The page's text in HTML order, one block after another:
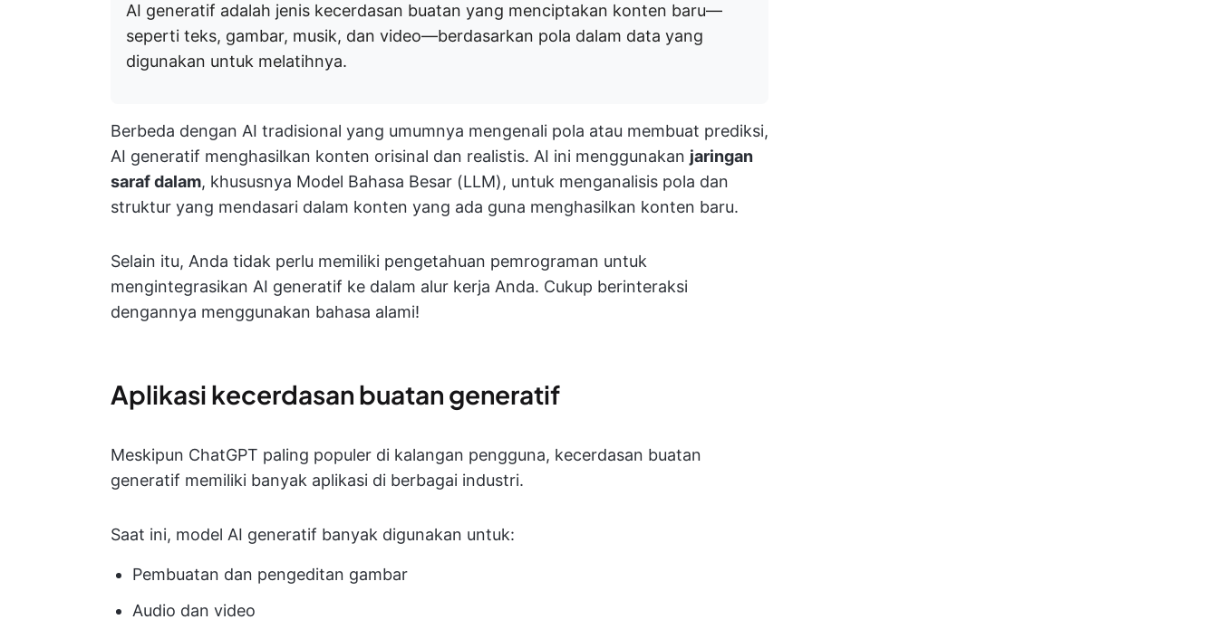
AI generatif adalah jenis kecerdasan buatan yang menciptakan konten baru—
seperti teks, gambar, musik, dan video—berdasarkan pola dalam data yang
digunakan untuk melatihnya.
Berbeda dengan AI tradisional yang umumnya mengenali pola atau membuat prediksi,
AI generatif menghasilkan konten orisinal dan realistis. AI ini menggunakan jaringan
saraf dalam, khususnya Model Bahasa Besar (LLM), untuk menganalisis pola dan
struktur yang mendasari dalam konten yang ada guna menghasilkan konten baru.
Selain itu, Anda tidak perlu memiliki pengetahuan pemrograman untuk
mengintegrasikan AI generatif ke dalam alur kerja Anda. Cukup berinteraksi
dengannya menggunakan bahasa alami!
Aplikasi kecerdasan buatan generatif
Meskipun ChatGPT paling populer di kalangan pengguna, kecerdasan buatan
generatif memiliki banyak aplikasi di berbagai industri.
Saat ini, model AI generatif banyak digunakan untuk:
Pembuatan dan pengeditan gambar
Audio dan video